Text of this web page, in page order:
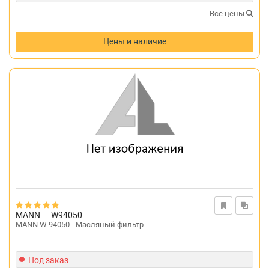
Все цены
Цены и наличие
MANN W94050
MANN W 94050 - Масляный фильтр
Под заказ